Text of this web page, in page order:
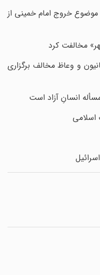
خروج امام خمینی از
مخالفت کرد
و وعاظ مخالف برگزاری
انسانِ آزاد است